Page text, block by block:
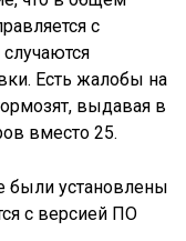
с
Есть жалобы на
выдавая в
вместо 25.
были установлены
с версией ПО